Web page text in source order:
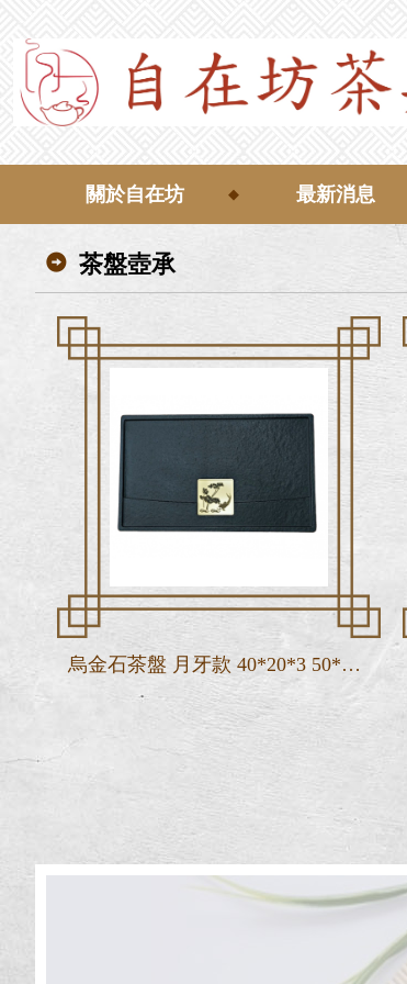
關於自在坊 最新消息
茶盤壺承
烏金石茶盤 月牙款 40*20*3 50*30*3 60*30*3整塊黑金石精雕